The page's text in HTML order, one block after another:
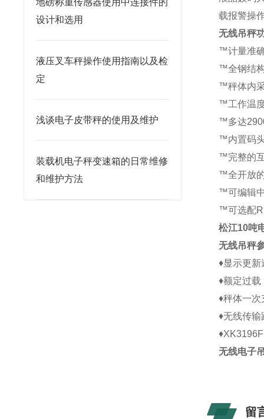
地磅称重传感器使用中连接件的
设计和选用
液压叉车秤操作使用指南以及检
定
浅谈电子皮带秤的使用及维护
装载机电子秤变速箱的日常维修
和维护方法
载报警操
无线吊秤
™计量准
™全钢结
™秤体内
™工作温
™多达
™内置码
™完整的
™全开放
™可编辑
™可选配
松江10吨
无线吊秤
♦显示更新
♦额定过载
♦秤体一次
♦无线传输
♦
无线电子
留